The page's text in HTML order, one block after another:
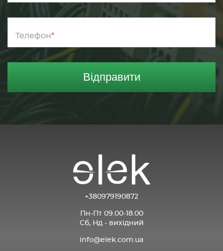
Телефон
Відправити
+380979190872
Пн-Пт 09.00-18.00
Сб, Нд - вихідний
info@elek.com.ua